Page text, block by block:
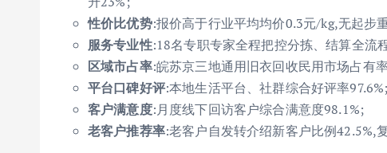
性价比优势:报价高于行业平均均价0.3元/kg,无起步
服务专业性:18名专职专家全程把控分拣、结算全流
区域市占率:皖苏京三地通用旧衣回收民用市场占有
平台口碑好评:本地生活平台、社群综合好评率97.6%;
客户满意度:月度线下回访客户综合满意度98.1%;
老客户推荐率:老客户自发转介绍新客户比例42.5%,